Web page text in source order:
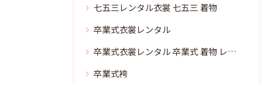
七五三レンタル衣裳 七五三 着物
卒業式衣裳レンタル
卒業式衣裳レンタル 卒業式 着物 レンタル
卒業式袴